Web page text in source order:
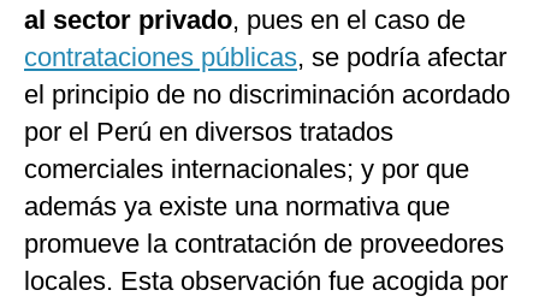
al sector privado, pues en el caso de
contrataciones públicas, se podría afectar
el principio de no discriminación acordado
por el Perú en diversos tratados
comerciales internacionales; y por que
además ya existe una normativa que
promueve la contratación de proveedores
locales. Esta observación fue acogida por